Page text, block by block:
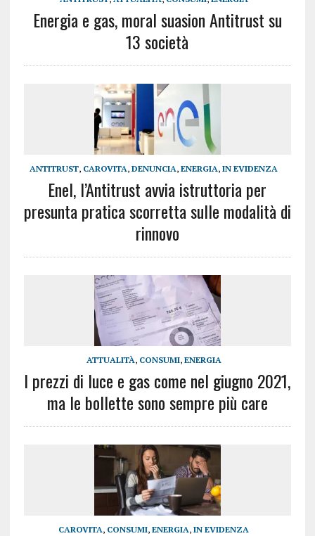
Energia e gas, moral suasion Antitrust su
13 società
ANTITRUST, CAROVITA,DENUNCIA,ENERGIA,IN EVIDENZA
Enel, l’Antitrust avvia istruttoria per
presunta pratica scorretta sulle modalità di
rinnovo
ATTUALITÀ, CONSUMI, ENERGIA
I prezzi di luce e gas come nel giugno 2021,
ma le bollette sono sempre più care
CAROVITA, CONSUMI,ENERGIA,IN EVIDENZA